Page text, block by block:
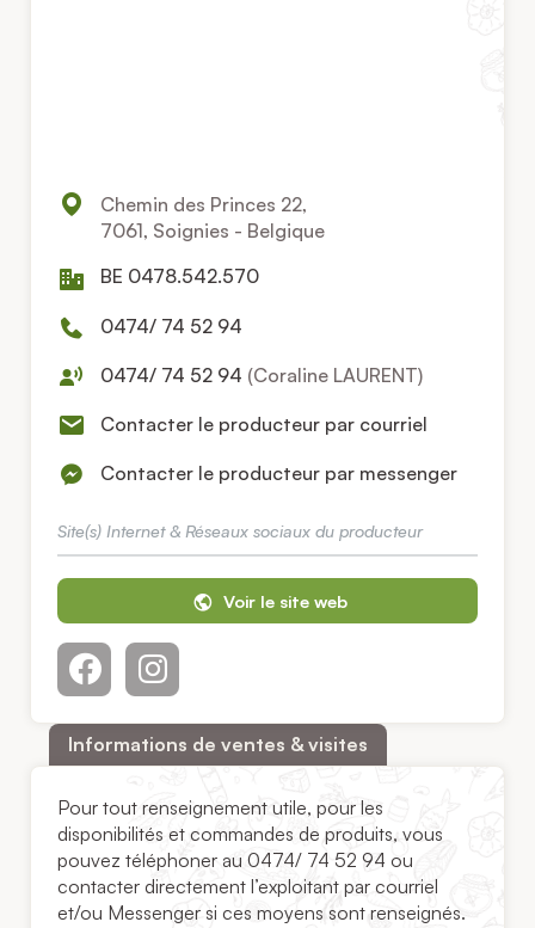
Chemin des Princes 22,
7061, Soignies - Belgique
BE 0478.542.570
0474/ 74 52 94
0474/ 74 52 94 (Coraline LAURENT)
Contacter le producteur par courriel
Contacter le producteur par messenger
Site(s) Internet & Réseaux sociaux du producteur
Voir le site web
Informations de ventes & visites
Pour tout renseignement utile, pour les
disponibilités et commandes de produits, vous
pouvez téléphoner au 0474/ 74 52 94 ou
contacter directement l’exploitant par courriel
et/ou Messenger si ces moyens sont renseignés.